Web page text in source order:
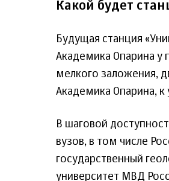
Какой будет
Будущая станция
Академика Опарина у
мелкого заложения,
Академика Опарина,
В шаговой
вузов, в том числе
государственный
университет МВД